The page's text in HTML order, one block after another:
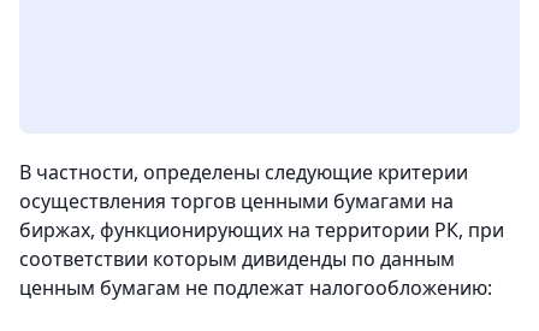
В частности, определены следующие критерии
осуществления торгов ценными бумагами на
биржах, функционирующих на территории РК, при
соответствии которым дивиденды по данным
ценным бумагам не подлежат налогообложению: